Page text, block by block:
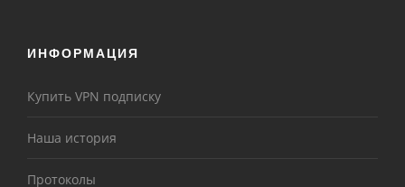
ИНФОРМАЦИЯ
Купить VPN подписку
Наша история
Протоколы